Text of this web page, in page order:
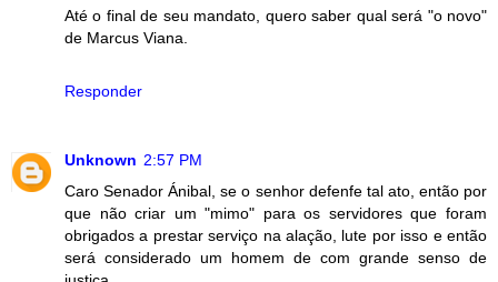
Até o final de seu mandato, quero saber qual será "o novo"
de Marcus Viana.
Responder
Unknown 2:57 PM
Caro Senador Ánibal, se o senhor defenfe tal ato, então por
que não criar um "mimo" para os servidores que foram
obrigados a prestar serviço na alação, lute por isso e então
será considerado um homem de com grande senso de